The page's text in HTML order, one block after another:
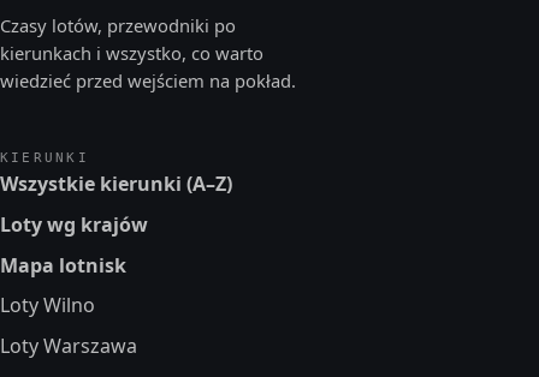
Czasy lotów, przewodniki po
kierunkach i wszystko, co warto
wiedzieć przed wejściem na pokład.
KIERUNKI
Wszystkie kierunki (A–Z)
Loty wg krajów
Mapa lotnisk
Loty Wilno
Loty Warszawa